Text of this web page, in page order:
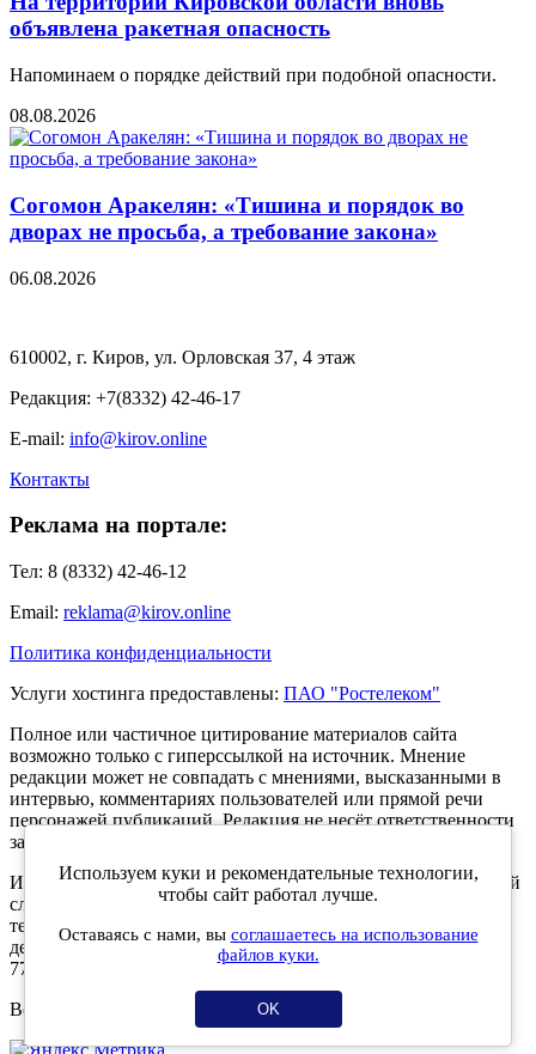
объявлена ракетная опасность
Напоминаем о порядке действий при подобной опасности.
08.08.2026
Согомон Аракелян: «Тишина и порядок во
дворах не просьба, а требование закона»
06.08.2026
610002, г. Киров, ул. Орловская 37, 4 этаж
Редакция: +7(8332) 42-46-17
E-mail: info@kirov.online
Контакты
Реклама на портале:
Тел: 8 (8332) 42-46-12
Email: reklama@kirov.online
Политика конфиденциальности
Услуги хостинга предоставлены: ПАО "Ростелеком"
Полное или частичное цитирование материалов сайта
возможно только с гиперссылкой на источник. Мнение
редакции может не совпадать с мнениями, высказанными в
интервью, комментариях пользователей или прямой речи
персонажей публикаций. Редакция не несёт ответственности
за текст комментариев читателей.
Интернет-портал Kirov.online зарегистрирован в Федеральной
службе по надзору в сфере связи, информационных
технологий и массовых коммуникаций (Роскомнадзор) 5
декабря 2019 года. Регистрационный номер ЭЛ № ФС 77 -
77189.
Возрастное ограничение 12+
Используем куки и рекомендательные технологии,
чтобы сайт работал лучше.
Оставаясь с нами, вы соглашаетесь на использование
файлов куки.
OK